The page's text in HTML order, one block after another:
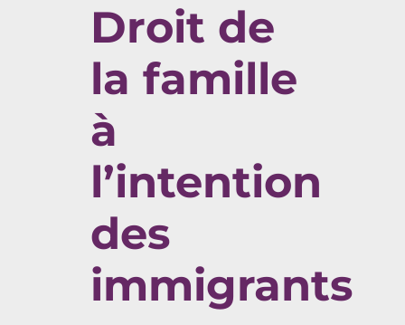
Droit de
la famille
à
l’intention
des
immigrants